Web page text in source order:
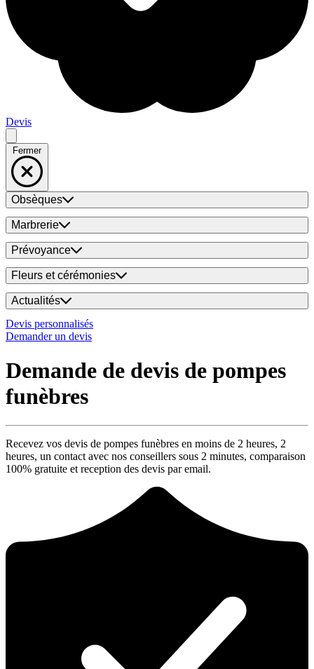
Devis
Fermer
Obsèques
Marbrerie
Prévoyance
Fleurs et cérémonies
Actualités
Devis personnalisés
Demander un devis
Demande de devis de pompes
funèbres
Recevez vos devis de pompes funèbres en moins de 2 heures, 2
heures, un contact avec nos conseillers sous 2 minutes, comparaison
100% gratuite et reception des devis par email.